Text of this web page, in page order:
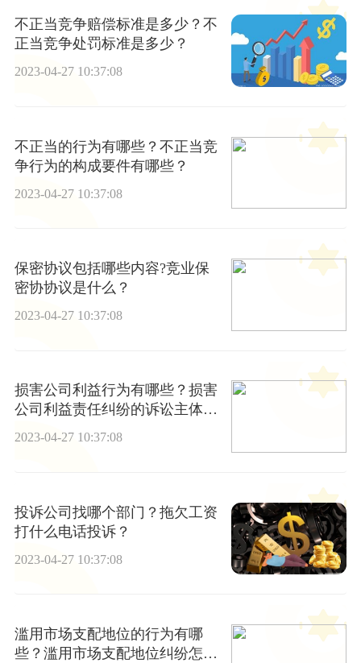
不正当竞争赔偿标准是多少？不
正当竞争处罚标准是多少？
2023-04-27 10:37:08
不正当的行为有哪些？不正当竞
争行为的构成要件有哪些？
2023-04-27 10:37:08
保密协议包括哪些内容?竞业保
密协协议是什么？
2023-04-27 10:37:08
损害公司利益行为有哪些？损害
公司利益责任纠纷的诉讼主体是
谁？
2023-04-27 10:37:08
投诉公司找哪个部门？拖欠工资
打什么电话投诉？
2023-04-27 10:37:08
滥用市场支配地位的行为有哪
些？滥用市场支配地位纠纷怎么